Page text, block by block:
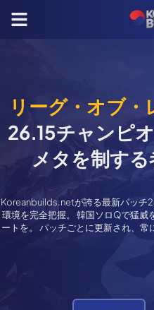
リーグ・オブ・
26.15チャンピ
メタを制す
Koreanbuilds.netが誇る最新パッチ
環境を完全把握。 韓国ソロQで猛威
ートを。 パッチごとに更新され、常